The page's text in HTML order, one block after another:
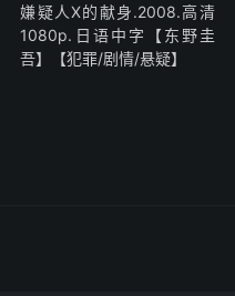
嫌疑人X的献身.2008.高清
1080p.日语中字【东野圭
吾】【犯罪/剧情/悬疑】